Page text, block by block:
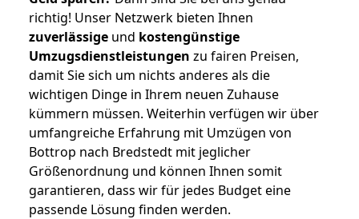
richtig! Unser Netzwerk bieten Ihnen
zuverlässige und kostengünstige
Umzugsdienstleistungen zu fairen Preisen,
damit Sie sich um nichts anderes als die
wichtigen Dinge in Ihrem neuen Zuhause
kümmern müssen. Weiterhin verfügen wir über
umfangreiche Erfahrung mit Umzügen von
Bottrop nach Bredstedt mit jeglicher
Größenordnung und können Ihnen somit
garantieren, dass wir für jedes Budget eine
passende Lösung finden werden.